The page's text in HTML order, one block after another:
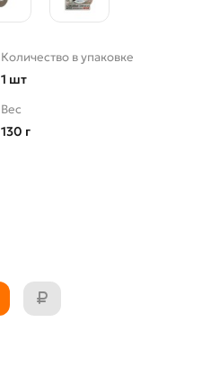
Количество в упаковке
1 шт
Вес
130 г